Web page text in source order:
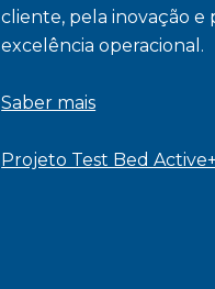
cliente, pela inovação e
excelência operacional.
Saber mais
Projeto Test Bed Active+